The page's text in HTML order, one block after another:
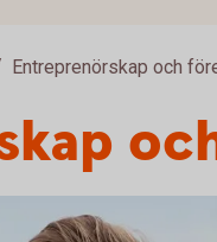
Entreprenörskap och